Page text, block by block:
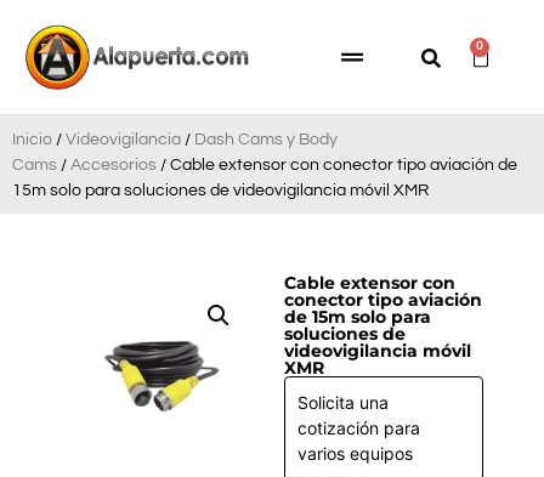
0
Inicio / Videovigilancia / Dash Cams y Body
Cams / Accesorios / Cable extensor con conector tipo aviación de
15m solo para soluciones de videovigilancia móvil XMR
Cable extensor con
conector tipo aviación
de 15m solo para
soluciones de
videovigilancia móvil
XMR
Solicita una
cotización para
varios equipos